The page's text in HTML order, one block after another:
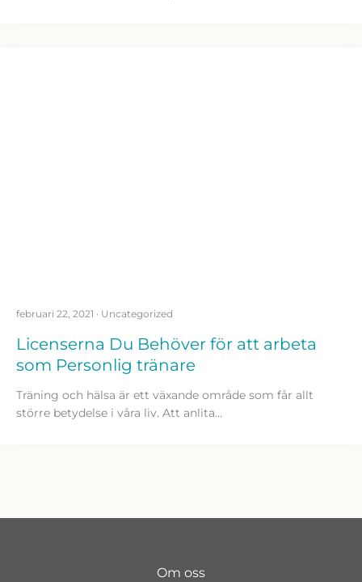
februari 22, 2021 · Uncategorized
Licenserna Du Behöver för att arbeta
som Personlig tränare
Träning och hälsa är ett växande område som får allt
större betydelse i våra liv. Att anlita…
Om oss